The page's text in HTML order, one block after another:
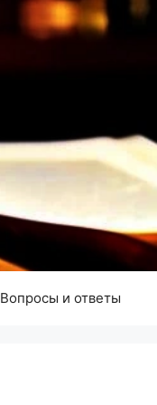
Вопросы и ответы